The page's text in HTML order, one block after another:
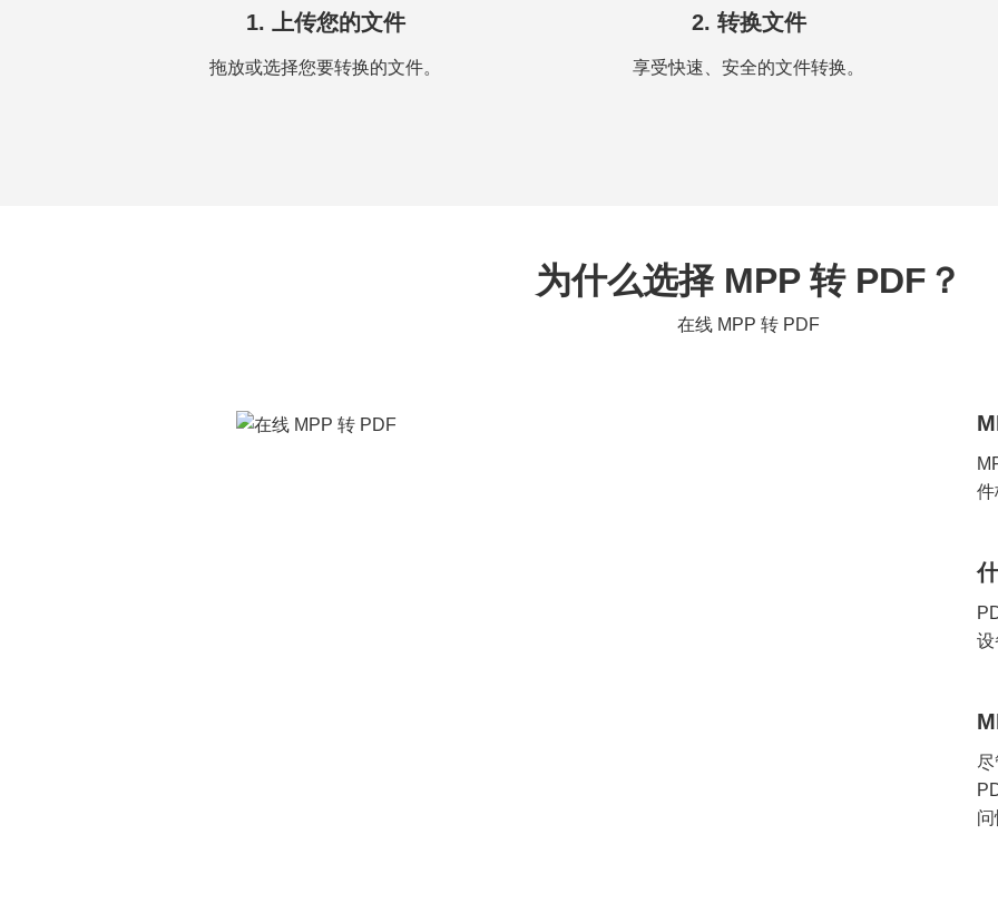
1. 上传您的文件
拖放或选择您要转换的文件。
2. 转换文件
享受快速、安全的文件转换。
为什么选择 MPP 转 PDF？
在线 MPP 转 PDF
件
设
尽